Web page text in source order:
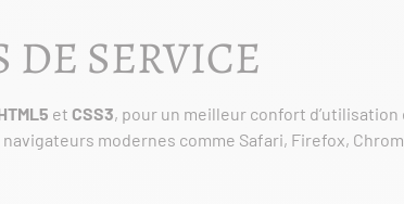
SERVICE
et CSS3, pour un meilleur confort
modernes comme Safari, Firefox,